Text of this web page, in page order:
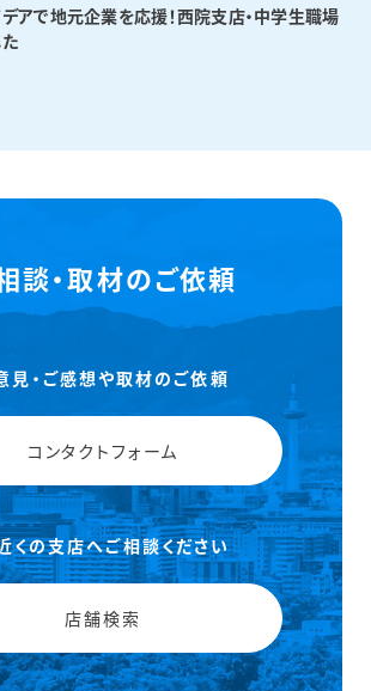
アで地元企業を応援！西院支店・中学生職場
談・取材のご依頼
見・ご感想や取材のご依頼
コンタクトフォーム
くの支店へご相談ください
店舗検索